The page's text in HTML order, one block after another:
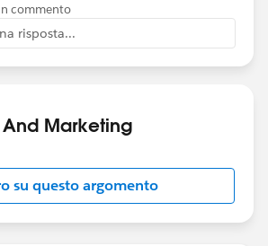
commento
risposta...
And Marketing
su questo argomento